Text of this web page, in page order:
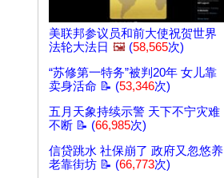
美联邦参议员和前大使祝贺世界
法轮大法日 🖼️ (58,565次)
“苏修第一特务”被判20年 女儿靠
卖身活命 📝 (53,346次)
五月天象持续示警 天下不宁灾难
不断 📝 (66,985次)
信贷跳水 社保崩了 政府又忽悠养
老靠街坊 📝 (66,773次)